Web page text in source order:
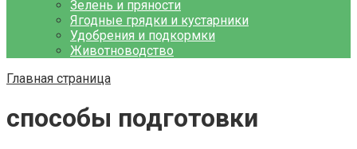
Зелень и пряности
Ягодные грядки и кустарники
Удобрения и подкормки
Животноводство
Главная страница
способы подготовки